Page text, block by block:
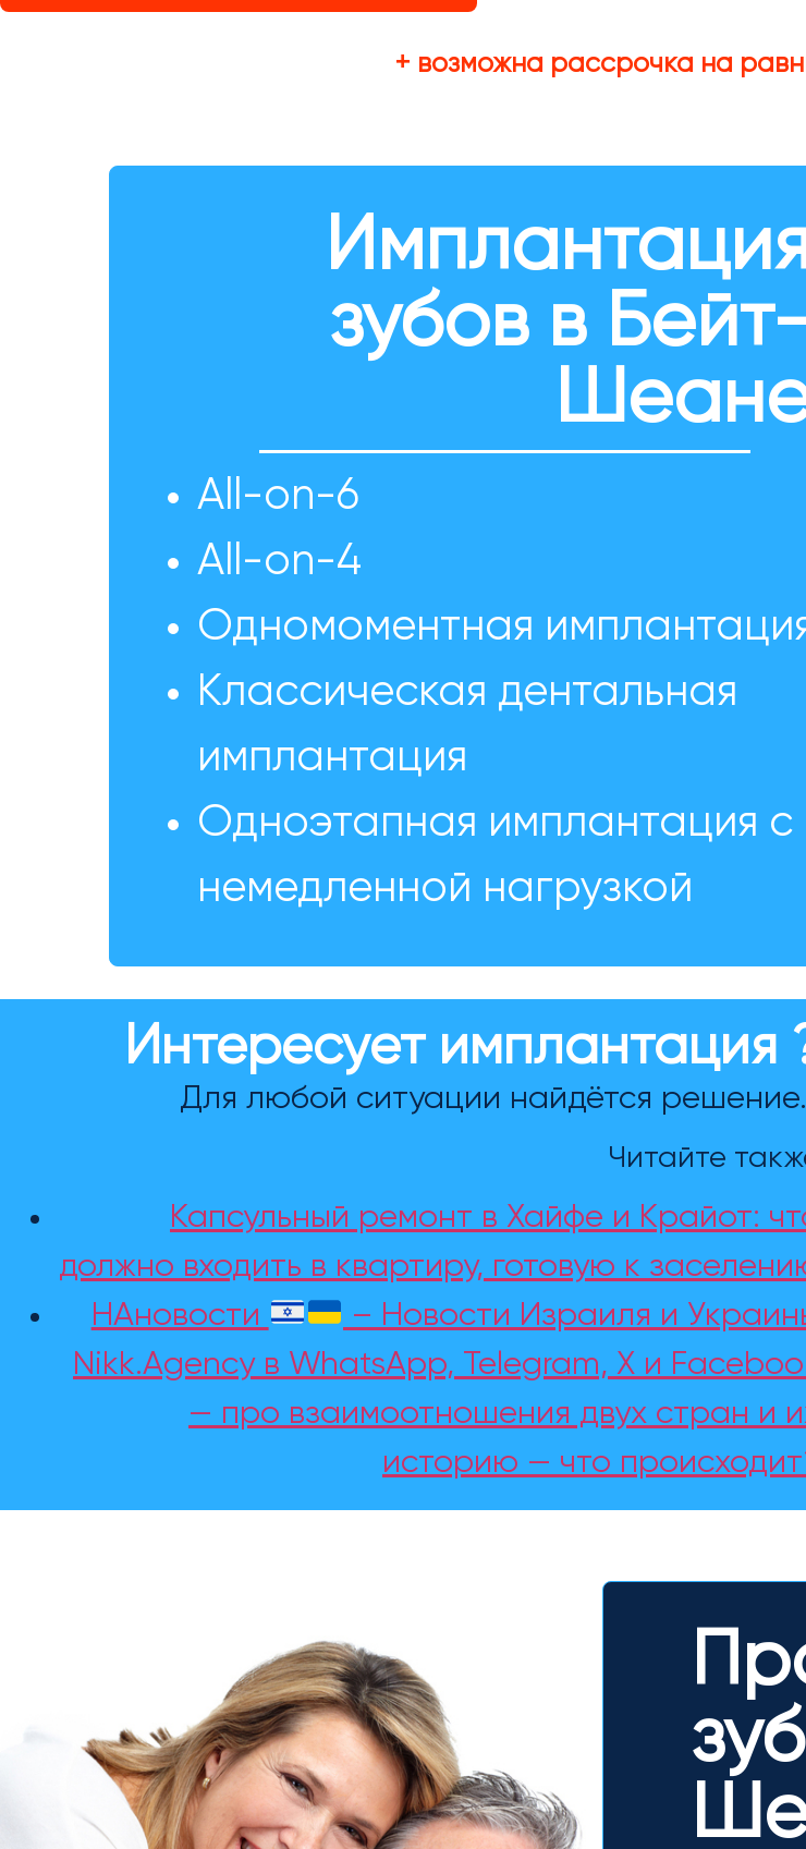
+ возможна рассрочка на
зубов в
All-on-6
All-on-4
Одномоментная
Классическая дентальная
имплантация
Одноэтапная имплантация с
немедленной нагрузкой
Интересует имплантация
Для любой ситуации найдётся
Читайте
Капсульный ремонт в Хайфе и Крайот:
должно входить в квартиру, готовую к
НАновости
– Новости Израиля и
Nikk.Agency в WhatsApp, Telegram, X и
— про взаимоотношения двух стран и
историю — что